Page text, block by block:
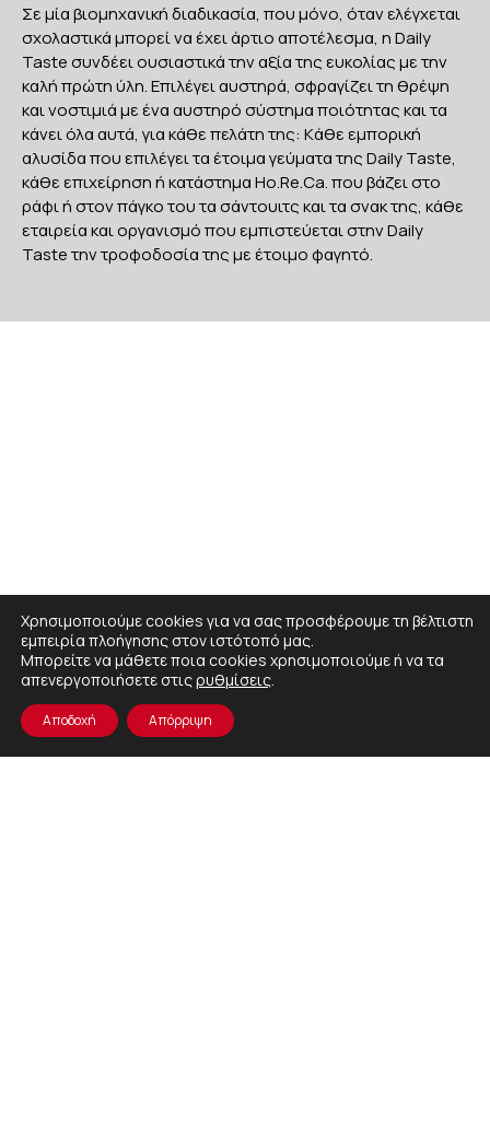
Σε μία βιομηχανική διαδικασία, που μόνο, όταν ελέγχεται
σχολαστικά μπορεί να έχει άρτιο αποτέλεσμα, η Daily
Taste συνδέει ουσιαστικά την αξία της ευκολίας με την
καλή πρώτη ύλη. Επιλέγει αυστηρά, σφραγίζει τη θρέψη
και νοστιμιά με ένα αυστηρό σύστημα ποιότητας και τα
κάνει όλα αυτά, για κάθε πελάτη της: Kάθε εμπορική
αλυσίδα που επιλέγει τα έτοιμα γεύματα της Daily Taste,
κάθε επιχείρηση ή κατάστημα Ho.Re.Ca. που βάζει στο
ράφι ή στον πάγκο του τα σάντουιτς και τα σνακ της, κάθε
εταιρεία και οργανισμό που εμπιστεύεται στην Daily
Taste την τροφοδοσία της με έτοιμο φαγητό.
Χρησιμοποιούμε cookies για να σας προσφέρουμε τη βέλτιστη
εμπειρία πλοήγησης στον ιστότοπό μας.
Μπορείτε να μάθετε ποια cookies χρησιμοποιούμε ή να τα
απενεργοποιήσετε στιςρυθμίσεις.
Αποδοχή Απόρριψη